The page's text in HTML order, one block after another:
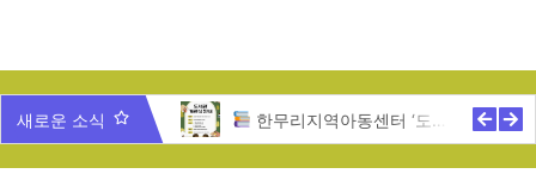
새로운 소식
가족과 함께 하는 송년잔치 한무리지역아동센터 ‘도서관 개관식’ 안내